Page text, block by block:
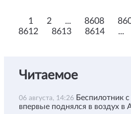
1 2 ... 8608
8612 8613 8614 ...
Читаемое
06 августа, 14:26 Беспилотник
впервые поднялся в воздух в